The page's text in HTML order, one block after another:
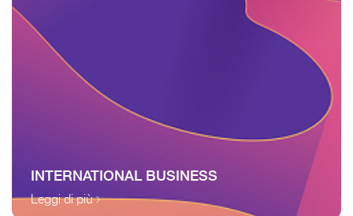
INTERNATIONAL BUSINESS
Leggi di più